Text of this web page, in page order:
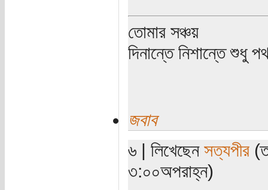
তোমার সঞ্চয়
দিনান্তে নিশান্তে শুধু
জবাব
৬ | লিখেছেন সত্যপীর
৩:০০অপরাহ্ন)